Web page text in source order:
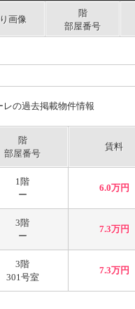
画像
階
部屋番号
レの過去掲載物件情報
階
部屋番号
賃料
1階
ー
6.0万円
3階
ー
7.3万円
3階
301号室
7.3万円